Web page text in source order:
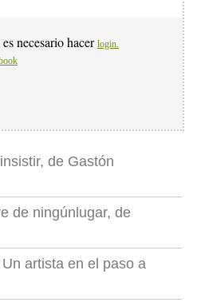
necesario hacer login.
de Gastón
de ningúnlugar, de
artista en el paso a